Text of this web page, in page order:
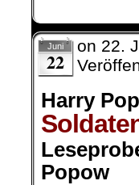
Juni
22
on 22.
Harry
Popow